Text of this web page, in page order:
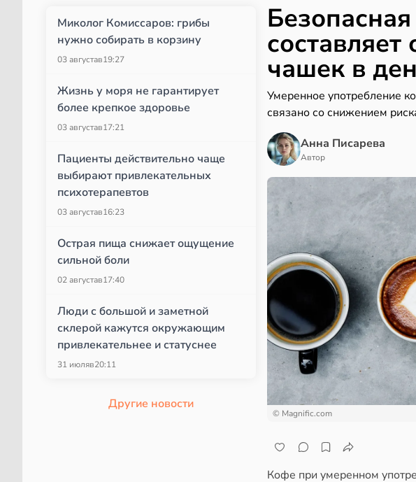
Миколог Комиссаров: грибы
нужно собирать в корзину
03 августав19:27
Жизнь у моря не гарантирует
более крепкое здоровье
03 августав17:21
Пациенты действительно чаще
выбирают привлекательных
психотерапевтов
03 августав16:23
Острая пища снижает ощущение
сильной боли
02 августав17:40
Люди с большой и заметной
склерой кажутся окружающим
привлекательнее и статуснее
31 июляв20:11
Другие новости
составляет
чашек в
Умеренное употребление
связано со снижением
Анна Писарева
Автор
© Magnific.com
Кофе при умеренном